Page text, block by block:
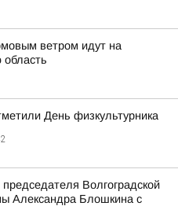
ветром идут на
область
День физкультурника
Волгоградской
Александра Блошкина с